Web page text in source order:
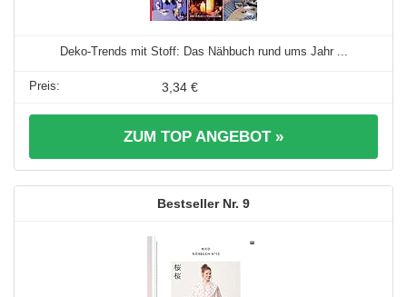
Deko-Trends mit Stoff: Das Nähbuch rund ums Jahr ...
3,34 €
ZUM TOP ANGEBOT »
9